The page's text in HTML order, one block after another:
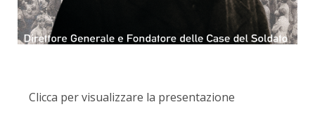
Clicca per visualizzare la presentazione